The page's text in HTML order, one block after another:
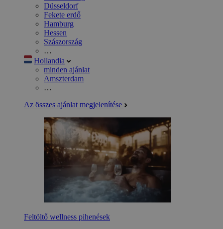
Düsseldorf
Fekete erdő
Hamburg
Hessen
Szászország
…
Hollandia
minden ajánlat
Amszterdam
…
Az összes ajánlat megjelenítése
Feltöltő wellness pihenések